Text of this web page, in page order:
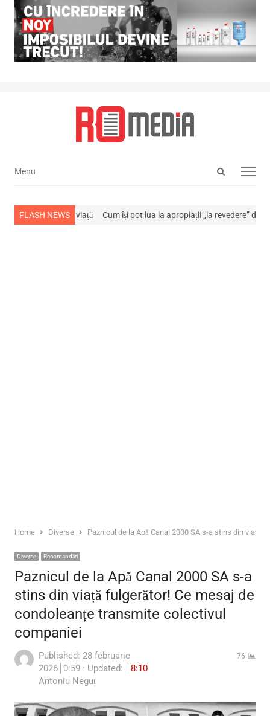
Open
Menu
Menu
FLASH NEWS
s-a stins din viață Cum își pot lua la apropiații „la revedere” de la…
Home Diverse Paznicul de la Apă Canal 2000 SA s-a stins din viață
Diverse Recomandări
Paznicul de la Apă Canal 2000 SA s-a
stins din viață fulgerător! Ce mesaj de
condoleanțe transmite colectivul
companiei
Published: 28 februarie
2026 0:59 Updated:
8:10
Author
Antoniu Neguț
76